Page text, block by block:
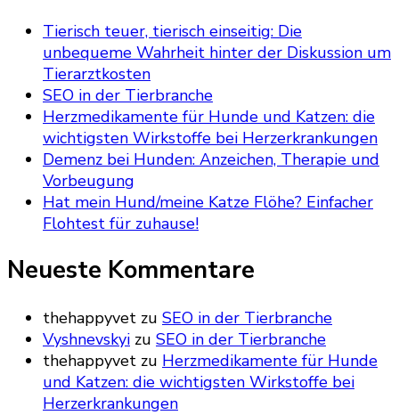
Tierisch teuer, tierisch einseitig: Die
unbequeme Wahrheit hinter der Diskussion um
Tierarztkosten
SEO in der Tierbranche
Herzmedikamente für Hunde und Katzen: die
wichtigsten Wirkstoffe bei Herzerkrankungen
Demenz bei Hunden: Anzeichen, Therapie und
Vorbeugung
Hat mein Hund/meine Katze Flöhe? Einfacher
Flohtest für zuhause!
Neueste Kommentare
thehappyvet zu SEO in der Tierbranche
Vyshnevskyi zu SEO in der Tierbranche
thehappyvet zu Herzmedikamente für Hunde
und Katzen: die wichtigsten Wirkstoffe bei
Herzerkrankungen